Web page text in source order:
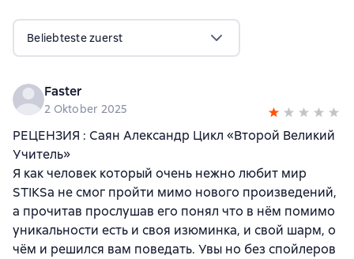
Beliebteste zuerst
Faster
2 Oktober 2025
РЕЦЕНЗИЯ : Саян Александр Цикл «Второй Великий
Учитель»
Я как человек который очень нежно любит мир
STIKSа не смог пройти мимо нового произведений,
а прочитав прослушав его понял что в нём помимо
уникальности есть и своя изюминка, и свой шарм, о
чём и решился вам поведать. Увы но без спойлеров